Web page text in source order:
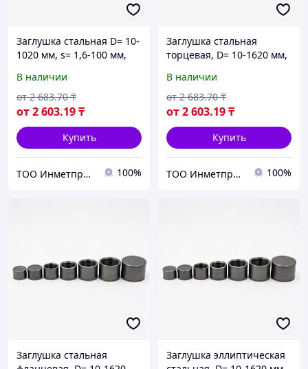
Заглушка стальная D= 10-
1020 мм, s= 1,6-100 мм,
Стандарт: АТК 24.200.02-
90...
В наличии
от2 603.19₸
от 2 683.70 ₸
Купить
ТОО Инметпром 100%
Заглушка стальная
торцевая, D= 10-1620 мм,
Стандарт: АТК 24.200.02-
90...
В наличии
от2 603.19₸
от 2 683.70 ₸
Купить
ТОО Инметпром 100%
Заглушка стальная
Заглушка эллиптическая